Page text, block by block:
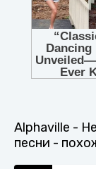
Alphaville -
песни -